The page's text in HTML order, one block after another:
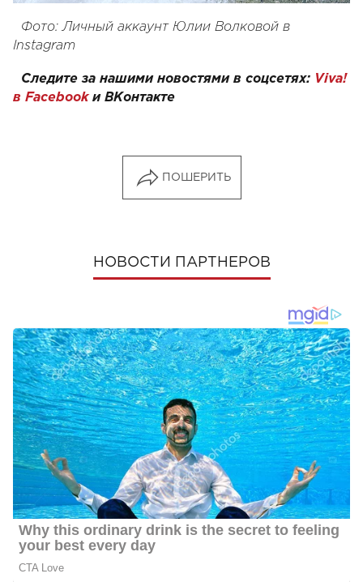
Фото: Личный аккаунт Юлии Волковой в
Instagram
Следите за нашими новостями в соцсетях: Viva!
в Facebookи ВКонтакте
ПОШЕРИТЬ
НОВОСТИ ПАРТНЕРОВ